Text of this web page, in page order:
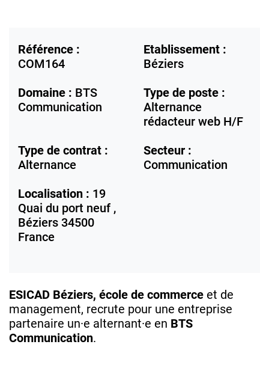
Référence :
COM164
Etablissement :
Béziers
Domaine : BTS
Communication
Type de poste :
Alternance
rédacteur web H/F
Type de contrat :
Alternance
Secteur :
Communication
Localisation : 19
Quai du port neuf ,
Béziers 34500
France
ESICAD Béziers, école de commerce et de
management, recrute pour une entreprise
partenaire un·e alternant·e en BTS
Communication.